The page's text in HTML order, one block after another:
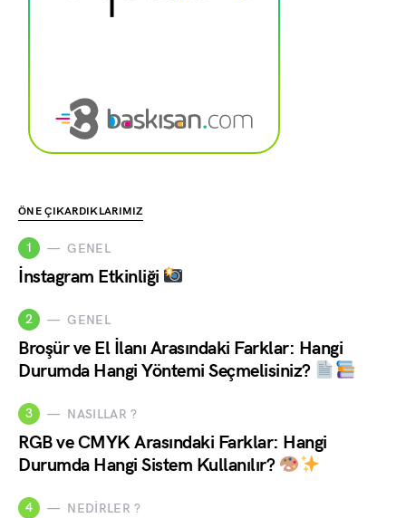
ÖNE ÇIKARDIKLARIMIZ
1 GENEL
İnstagram Etkinliği
2 GENEL
Broşür ve El İlanı Arasındaki Farklar: Hangi
Durumda Hangi Yöntemi Seçmelisiniz?
3 NASILLAR ?
RGB ve CMYK Arasındaki Farklar: Hangi
Durumda Hangi Sistem Kullanılır?
4 NEDIRLER ?